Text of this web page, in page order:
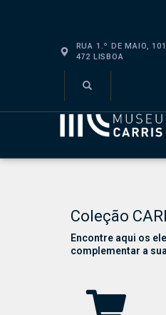
RUA 1.º DE MAIO,
472 LISBOA
VISITAR
SOBRE
EDUCAR
Coleção
Encontre aqui os
complementar a